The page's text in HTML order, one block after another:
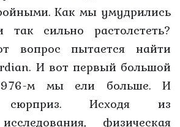
Как мы умудрились
сильно растолстеть?
вопрос пытается найти
И вот первый большой
м мы ели больше. И
сюрприз. Исходя из
физическая